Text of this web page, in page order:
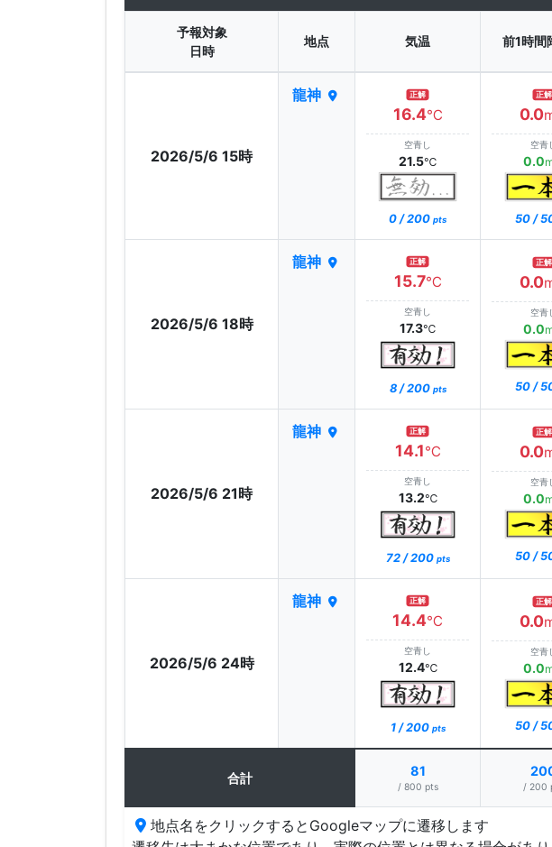
予報対象
日時
地点 気温 前1時間
2026/5/6 15時
龍神 正解
16.4℃
空青し
21.5℃
0 / 200 pts
正解
0.0
空青し
0.0
50 /
2026/5/6 18時
龍神 正解
15.7℃
空青し
17.3℃
8 / 200 pts
正解
0.0
空青し
0.0
50 /
2026/5/6 21時
龍神 正解
14.1℃
空青し
13.2℃
72 / 200 pts
正解
0.0
空青し
0.0
50 /
2026/5/6 24時
龍神 正解
14.4℃
空青し
12.4℃
1 / 200 pts
正解
0.0
空青し
0.0
50 /
合計 81
/ 800 pts / 200
地点名をクリックするとGoogleマップに遷移します